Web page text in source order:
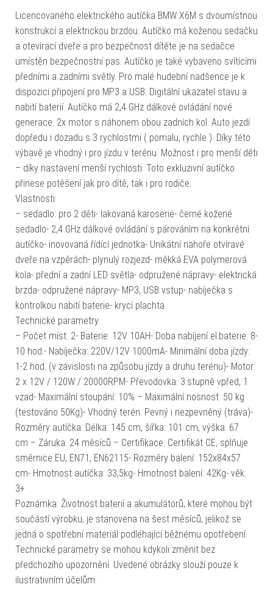
Licencovaného elektrického autíčka BMW X6M s dvoumístnou
konstrukcí a elektrickou brzdou. Autíčko má koženou sedačku
a otevírací dveře a pro bezpečnost dítěte je na sedačce
umístěn bezpečnostní pas. Autíčko je také vybaveno svítícími
předními a zadními světly. Pro malé hudební nadšence je k
dispozici připojení pro MP3 a USB. Digitální ukazatel stavu a
nabití baterií. Autíčko má 2,4 GHz dálkové ovládání nové
generace. 2x motor s náhonem obou zadních kol. Auto jezdí
dopředu i dozadu s 3 rychlostmi ( pomalu, rychle ). Díky této
výbavě je vhodný i pro jízdu v terénu. Možnost i pro menší děti
– díky nastavení menší rychlosti. Toto exkluzivní autíčko
přinese potěšení jak pro dítě, tak i pro rodiče.
Vlastnosti:
– sedadlo: pro 2 děti- lakovaná karoserie- černé kožené
sedadlo- 2,4 GHz dálkové ovládání s párováním na konkrétní
autíčko- inovovaná řídící jednotka- Unikátní nahoře otvíravé
dveře na vzpěrách- plynulý rozjezd- měkká EVA polymerová
kola- přední a zadní LED světla- odpružené nápravy- elektrická
brzda- odpružené nápravy- MP3, USB vstup- nabíječka s
kontrolkou nabití baterie- krycí plachta
Technické parametry:
– Počet míst: 2- Baterie: 12V 10AH- Doba nabíjení el.baterie: 8-
10 hod.- Nabíječka: 220V/12V 1000mA- Minimální doba jízdy:
1-2 hod. (v závislosti na způsobu jízdy a druhu terénu)- Motor:
2 x 12V / 120W / 20000RPM- Převodovka: 3.stupně vpřed, 1
vzad- Maximální stoupání: 10% – Maximální nosnost: 50 kg
(testováno 50Kg)- Vhodný terén: Pevný i nezpevněný (tráva)-
Rozměry autíčka: Délka: 145 cm, šířka: 101 cm, výška: 67
cm – Záruka: 24 měsíců – Certifikace: Certifikát CE, splňuje
směrnice EU, EN71, EN62115- Rozměry balení: 152x84x57
cm- Hmotnost autíčka: 33,5kg- Hmotnost balení: 42Kg- věk:
3+
Poznámka: Životnost baterií a akumulátorů, které mohou být
součástí výrobku, je stanovena na šest měsíců, jelikož se
jedná o spotřební materiál podléhající běžnému opotřebení.
Technické parametry se mohou kdykoli změnit bez
předchozího upozornění. Uvedené obrázky slouží pouze k
ilustrativním účelům.